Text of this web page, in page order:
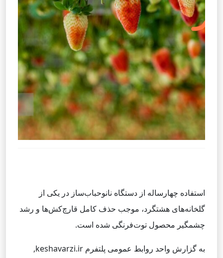
استفاده چهارساله از دستگاه نانوحباب‌ساز در یکی از
گلخانه‌های هشتگرد، موجب حذف کامل قارچ‌کش‌ها و رشد
چشمگیر محصول توت‌فرنگی شده است.
به گزارش واحد روابط عمومی پلتفرم keshavarzi.ir,